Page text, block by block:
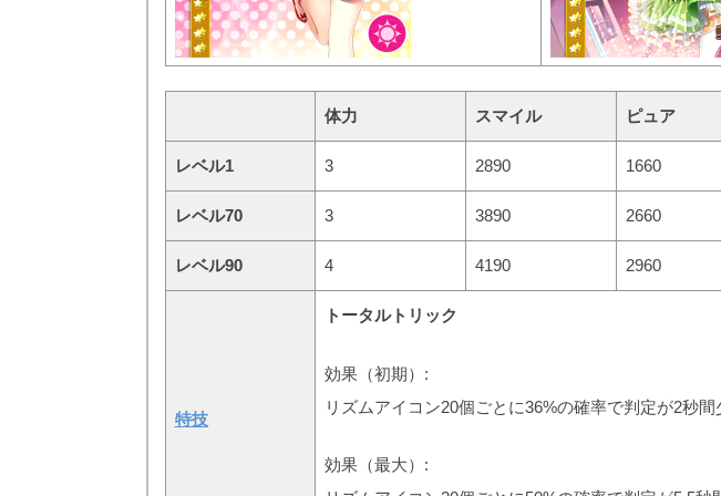
体力 スマイル ピュア
レベル1 3 2890 1660
レベル70 3 3890 2660
レベル90 4 4190 2960
特技
トータルトリック
効果（初期）:
リズムアイコン20個ごとに36%の確率で判定が2秒間
効果（最大）: